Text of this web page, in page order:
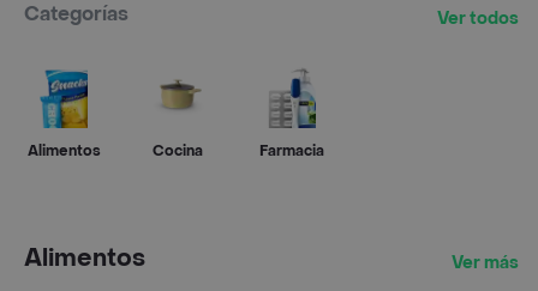
Categorías Ver todos
Alimentos Cocina Farmacia
Alimentos Ver más